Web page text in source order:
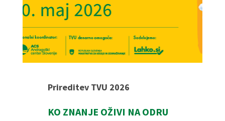
Prireditev TVU 2026
KO ZNANJE OŽIVI NA ODRU